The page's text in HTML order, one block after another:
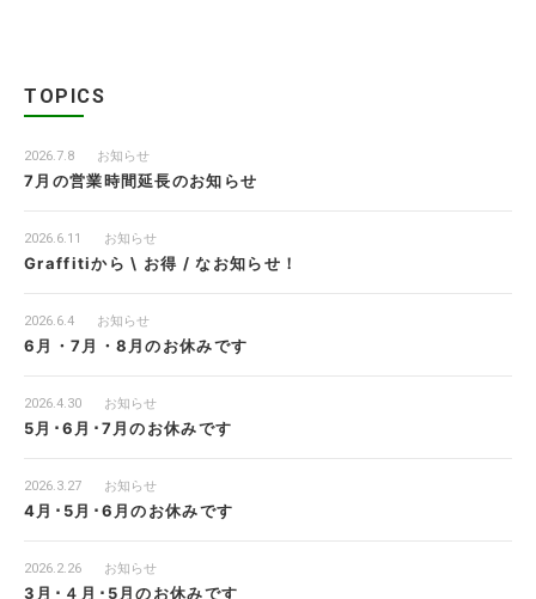
TOPICS
2026.7.8 お知らせ
7月の営業時間延長のお知らせ
2026.6.11 お知らせ
Graffitiから \ お得 / なお知らせ！
2026.6.4 お知らせ
6月・7月・8月のお休みです
2026.4.30 お知らせ
5月･6月･7月のお休みです
2026.3.27 お知らせ
4月･5月･6月のお休みです
2026.2.26 お知らせ
3月･４月･5月のお休みです